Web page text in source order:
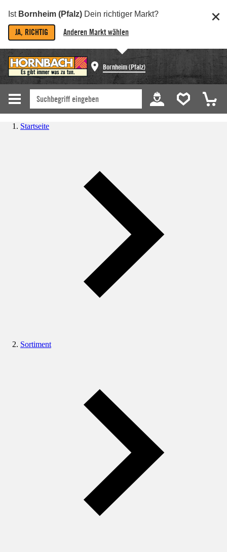
Ist Bornheim (Pfalz) Dein richtiger Markt?
JA, RICHTIG Anderen Markt wählen
Bornheim (Pfalz)
Startseite
Sortiment